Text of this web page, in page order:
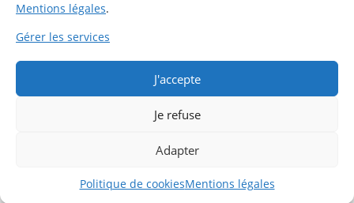
Mentions légales.
Gérer les services
J'accepte
Je refuse
Adapter
Politique de cookiesMentions légales
Rejoignez le groupe « Aide-Animateur / Animateur / Aide-